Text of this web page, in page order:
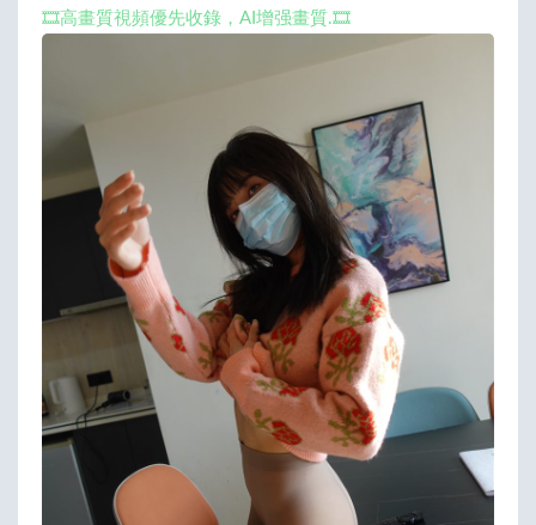
🎞️高畫質視頻優先收錄，AI增强畫質.🎞️